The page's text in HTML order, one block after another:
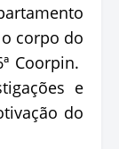
corpo do
Coorpin.
e
do